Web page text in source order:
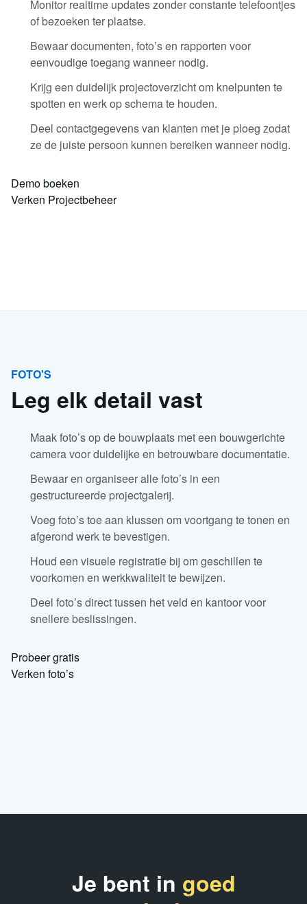
Monitor realtime updates zonder constante telefoontjes
of bezoeken ter plaatse.
Bewaar documenten, foto’s en rapporten voor
eenvoudige toegang wanneer nodig.
Krijg een duidelijk projectoverzicht om knelpunten te
spotten en werk op schema te houden.
Deel contactgegevens van klanten met je ploeg zodat
ze de juiste persoon kunnen bereiken wanneer nodig.
Demo boeken
Verken Projectbeheer
FOTO'S
Leg elk detail vast
Maak foto’s op de bouwplaats met een bouwgerichte
cameravoor duidelijke en betrouwbare documentatie.
Bewaar en organiseer alle foto’s in een
gestructureerde projectgalerij.
Voeg foto’s toe aan klussen om voortgang te tonen en
afgerond werk te bevestigen.
Houd een visuele registratie bij om geschillen te
voorkomen en werkkwaliteit te bewijzen.
Deel foto’s direct tussen het veld en kantoor voor
snellere beslissingen.
Probeer gratis
Verken foto’s
Je bent in goed